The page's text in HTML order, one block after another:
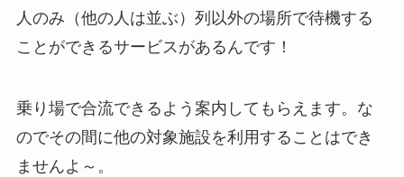
人のみ（他の人は並ぶ）列以外の場所で待機する
ことができるサービスがあるんです！
乗り場で合流できるよう案内してもらえます。な
のでその間に他の対象施設を利用することはでき
ませんよ～。